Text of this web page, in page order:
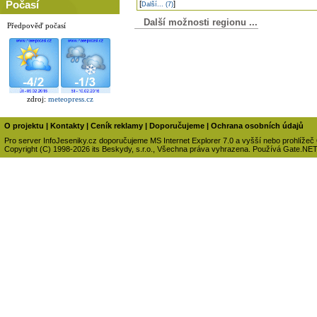
Počasí
Předpověď počasí
zdroj: meteopress.cz
[Další... (7)]
Další možnosti regionu ...
O projektu Kontakty Ceník reklamy Doporučujeme
Ochrana osobních údajů
Pro server InfoJeseniky.cz doporučujeme MS Internet Explorer 7.0 a vyšší nebo prohlížeč
Copyright (C) 1998-2026 its Beskydy, s.r.o., Všechna práva vyhrazena. Používá